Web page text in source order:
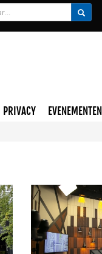
PRIVACY EVENEMENTEN